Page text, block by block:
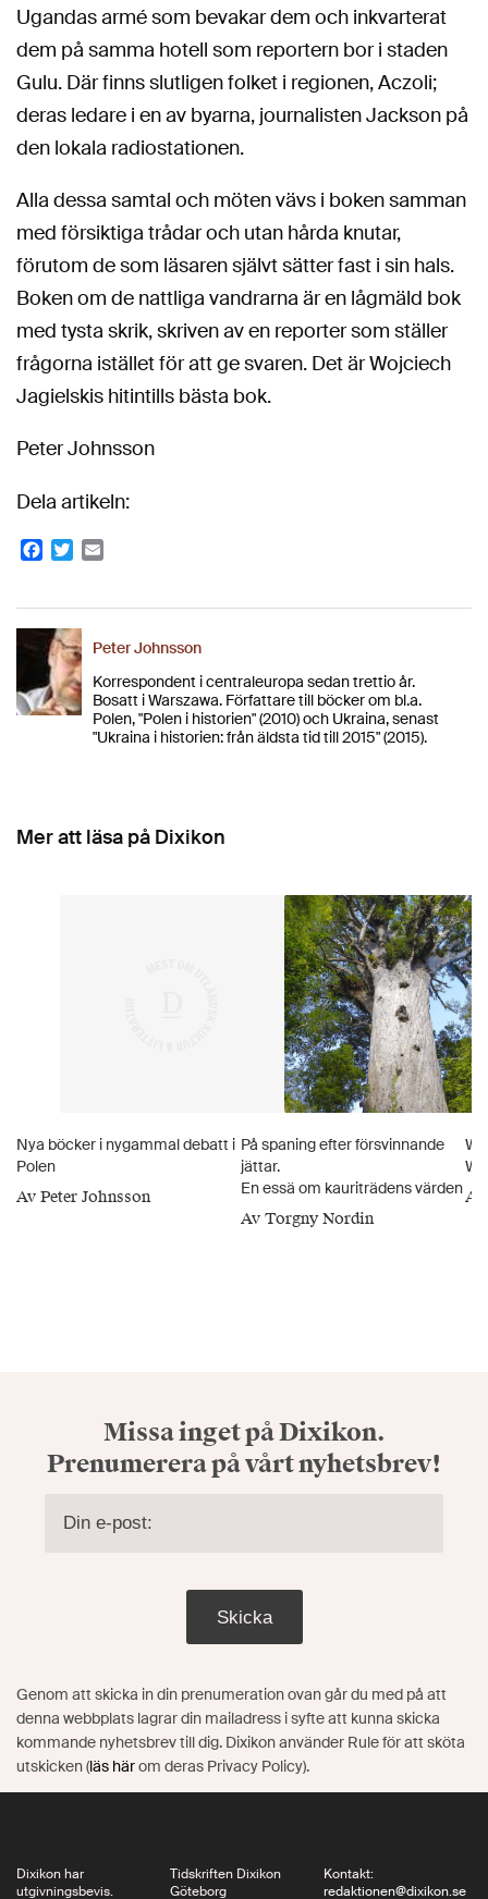
Ugandas armé som bevakar dem och inkvarterat
dem på samma hotell som reportern bor i staden
Gulu. Där finns slutligen folket i regionen, Aczoli;
deras ledare i en av byarna, journalisten Jackson på
den lokala radiostationen.
Alla dessa samtal och möten vävs i boken samman
med försiktiga trådar och utan hårda knutar,
förutom de som läsaren självt sätter fast i sin hals.
Boken om de nattliga vandrarna är en lågmäld bok
med tysta skrik, skriven av en reporter som ställer
frågorna istället för att ge svaren. Det är Wojciech
Jagielskis hitintills bästa bok.
Peter Johnsson
Dela artikeln:
Facebook
Twitter
Peter Johnsson
Korrespondent i centraleuropa sedan trettio år.
Bosatt i Warszawa. Författare till böcker om bl.a.
Polen, "Polen i historien" (2010) och Ukraina, senast
"Ukraina i historien: från äldsta tid till 2015" (2015).
Mer att läsa på Dixikon
Nya böcker i nygammal debatt i
Polen
Av Peter Johnsson
På spaning efter försvinnande
jättar.
En essä om kauriträdens värden
Av Torgny Nordin
Av
Missa inget på Dixikon.
Prenumerera på vårt nyhetsbrev!
Skicka
Genom att skicka in din prenumeration ovan går du med på att
denna webbplats lagrar din mailadress i syfte att kunna skicka
kommande nyhetsbrev till dig. Dixikon använder Rule för att sköta
utskicken (läs härom deras Privacy Policy).
Dixikon har
utgivningsbevis.
Tidskriften Dixikon
Göteborg
Kontakt:
redaktionen@dixikon.se